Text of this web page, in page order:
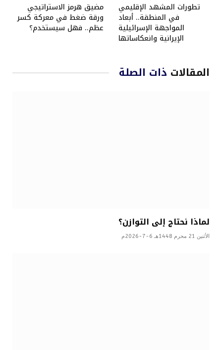
تطورات المشهد الإقليمي
في المنطقة.. أبعاد
المواجهة الإسرائيلية
الإيرانية وانعكاساتها
مضيق هرمز الاستراتيجي
ورقة ضغط في معركة كسر
عظم.. فهل سيستخدم؟
المقالات ذات الصلة
لماذا نحتاج إلى التوازن؟
الأثنين 21 محرم 1448هـ 6-7-2026م